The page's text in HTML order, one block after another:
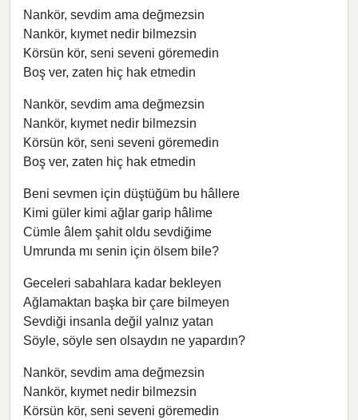
Nankör, sevdim ama değmezsin
Nankör, kıymet nedir bilmezsin
Körsün kör, seni seveni göremedin
Boş ver, zaten hiç hak etmedin
Nankör, sevdim ama değmezsin
Nankör, kıymet nedir bilmezsin
Körsün kör, seni seveni göremedin
Boş ver, zaten hiç hak etmedin
Beni sevmen için düştüğüm bu hâllere
Kimi güler kimi ağlar garip hâlime
Cümle âlem şahit oldu sevdiğime
Umrunda mı senin için ölsem bile?
Geceleri sabahlara kadar bekleyen
Ağlamaktan başka bir çare bilmeyen
Sevdiği insanla değil yalnız yatan
Söyle, söyle sen olsaydın ne yapardın?
Nankör, sevdim ama değmezsin
Nankör, kıymet nedir bilmezsin
Körsün kör, seni seveni göremedin